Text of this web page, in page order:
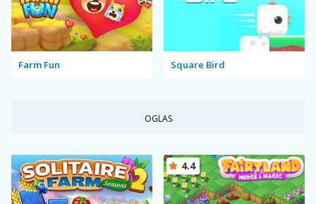
Farm Fun Square Bird
OGLAS
4.4